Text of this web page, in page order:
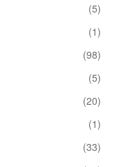
(5)
(1)
(98)
(5)
(20)
(1)
(33)